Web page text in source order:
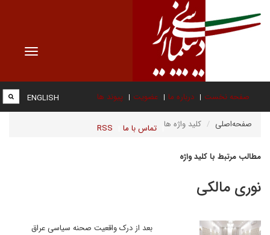
Toggle
صفحه نخست درباره ما عضویت پیوند ها
تماس با ما RSS
ENGLISH
صفحه‌اصلی کلید واژه ها
مطالب مرتبط با کلید واژه
نوری مالکی
بعد از درک واقعیت صحنه سیاسی عراق